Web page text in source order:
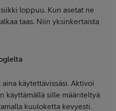
loppuu. Kun asetat ne
taas. Niin yksinkertaista
käytettävissäsi. Aktivoi
käyttämällä sille määriteltyä
kuuloketta kevyesti.